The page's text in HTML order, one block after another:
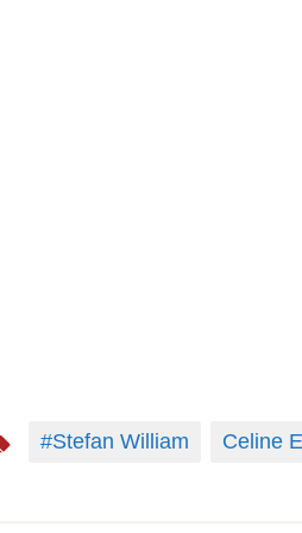
#Stefan William Celine